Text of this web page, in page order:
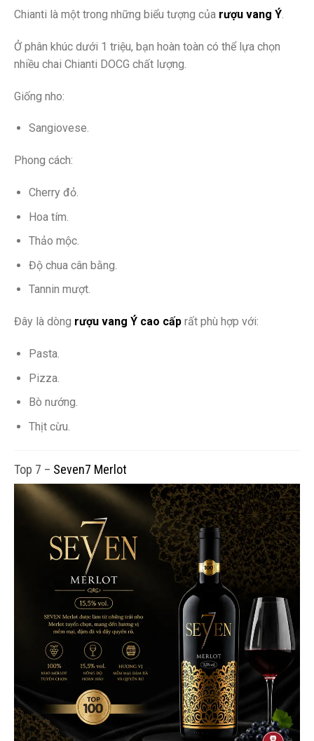
Chianti là một trong những biểu tượng của rượu vang Ý.
Ở phân khúc dưới 1 triệu, bạn hoàn toàn có thể lựa chọn
nhiều chai Chianti DOCG chất lượng.
Giống nho:
Sangiovese.
Phong cách:
Cherry đỏ.
Hoa tím.
Thảo mộc.
Độ chua cân bằng.
Tannin mượt.
Đây là dòng rượu vang Ý cao cấp rất phù hợp với:
Pasta.
Pizza.
Bò nướng.
Thịt cừu.
Top 7 – Seven7 Merlot